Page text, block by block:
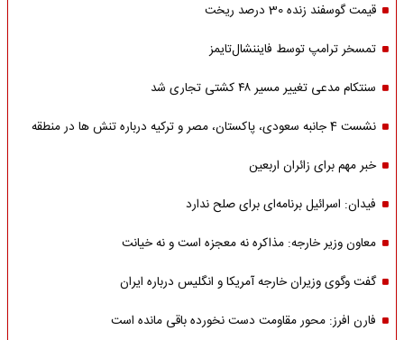
قیمت گوسفند زنده 30 درصد ریخت
تمسخر ترامپ توسط فایننشال‌تایمز
سنتکام مدعی تغییر مسیر ۴۸ کشتی تجاری شد
نشست 4 جانبه سعودی، پاکستان، مصر و ترکیه درباره تنش ها در منطقه
خبر مهم برای زائران اربعین
فیدان: اسرائیل برنامه‌ای برای صلح ندارد
معاون وزیر خارجه: مذاکره نه معجزه است و نه خیانت
گفت وگوی وزیران خارجه آمریکا و انگلیس درباره ایران
فارن افرز: محور مقاومت دست نخورده باقی مانده است